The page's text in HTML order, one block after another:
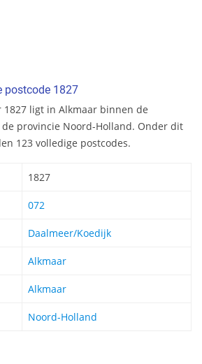
postcode 1827
ligt in Alkmaar binnen de
provincie Noord-Holland. Onder dit
123 volledige postcodes.
1827
072
Daalmeer/Koedijk
Alkmaar
Alkmaar
Noord-Holland